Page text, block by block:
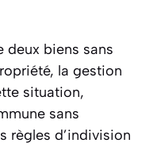
deux biens sans
la gestion
situation,
sans
règles d’indivision